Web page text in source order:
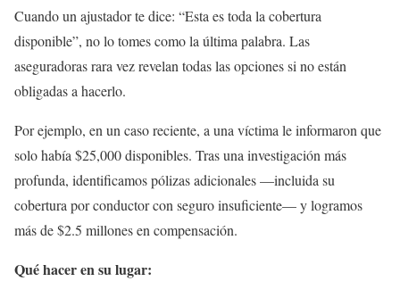
Cuando un ajustador te dice: “Esta es toda la cobertura
disponible”, no lo tomes como la última palabra. Las
aseguradoras rara vez revelan todas las opciones si no están
obligadas a hacerlo.
Por ejemplo, en un caso reciente, a una víctima le informaron que
solo había $25,000 disponibles. Tras una investigación más
profunda, identificamos pólizas adicionales —incluida su
cobertura por conductor con seguro insuficiente— y logramos
más de $2.5 millones en compensación.
Qué hacer en su lugar: